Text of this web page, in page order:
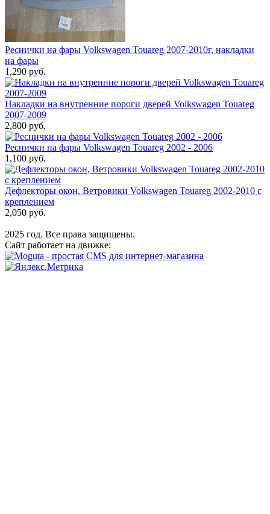
Реснички на фары Volkswagen Touareg 2007-2010г, накладки
на фары
1,290 руб.
Накладки на внутренние пороги дверей Volkswagen Touareg
2007-2009
2,800 руб.
Реснички на фары Volkswagen Touareg 2002 - 2006
1,100 руб.
Дефлекторы окон, Ветровики Volkswagen Touareg 2002-2010 с
креплением
2,050 руб.
2025 год. Все права защищены.
Сайт работает на движке: